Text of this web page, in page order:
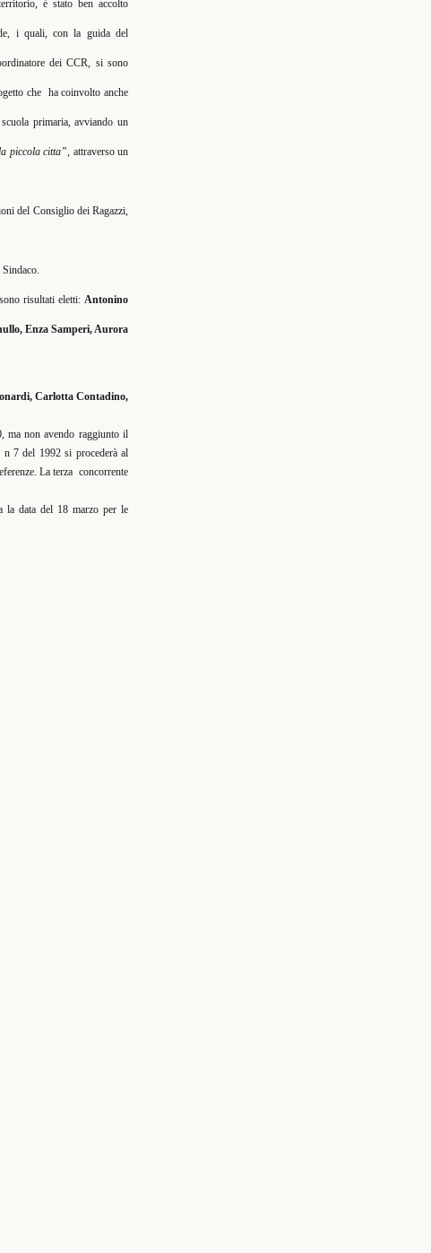
è stato ben accolto
i quali, con la guida del
dei CCR, si sono
che ha coinvolto anche
primaria, avviando un
piccola citta”, attraverso un
del Consiglio dei Ragazzi,
risultati eletti:Antonino
Enza Samperi, Aurora
Carlotta Contadino,
ma non avendo raggiunto il
7 del 1992 si procederà al
La terza concorrente
la data del 18 marzo per le